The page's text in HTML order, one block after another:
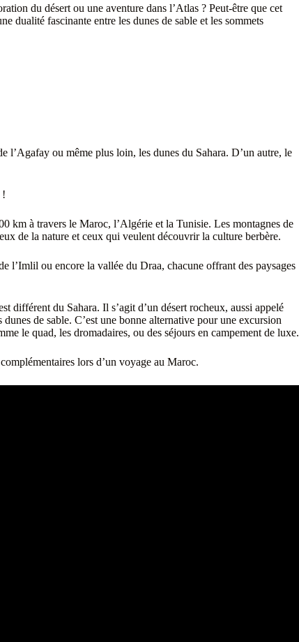
du désert ou une aventure dans l’Atlas ? Peut-être que cet
dualité fascinante entre les dunes de sable et les sommets
ou même plus loin, les dunes du Sahara. D’un autre, le
!
km à travers le Maroc, l’Algérie et la Tunisie. Les montagnes de
de la nature et ceux qui veulent découvrir la culture berbère.
l’Imlil ou encore la vallée du Draa, chacune offrant des paysages
différent du Sahara. Il s’agit d’un désert rocheux, aussi appelé
de sable. C’est une bonne alternative pour une excursion
le quad, les dromadaires, ou des séjours en campement de luxe.
lors d’un voyage au Maroc.